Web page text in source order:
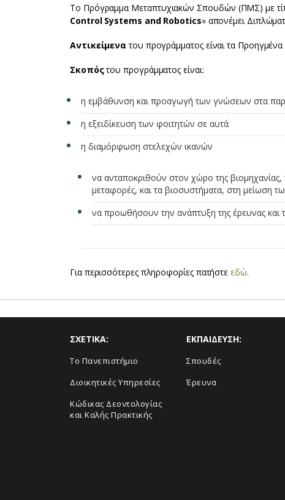
Το Πρόγραμμα Μεταπτυχιακών Σπουδών (ΠΜΣ) με
Control Systems and Robotics» απονέμει
Αντικείμενα του προγράμματος είναι τα
Σκοπόςτου προγράμματος είναι:
η εμβάθυνση και προαγωγή των γνώσεων στα
η εξειδίκευση των φοιτητών σε αυτά
η διαμόρφωση στελεχών ικανών
να ανταποκριθούν στον χώρο της
μεταφορές, και τα βιοσυστήματα, στη μείωση
να προωθήσουν την ανάπτυξη της έρευνας
Για περισσότερες πληροφορίες πατήστεεδώ.
ΣΧΕΤΙΚΑ:
Το Πανεπιστήμιο
Διοικητικές Υπηρεσίες
Κώδικας Δεοντολογίας
και Καλής Πρακτικής
ΕΚΠΑΙΔΕΥΣΗ:
Σπουδές
Έρευνα